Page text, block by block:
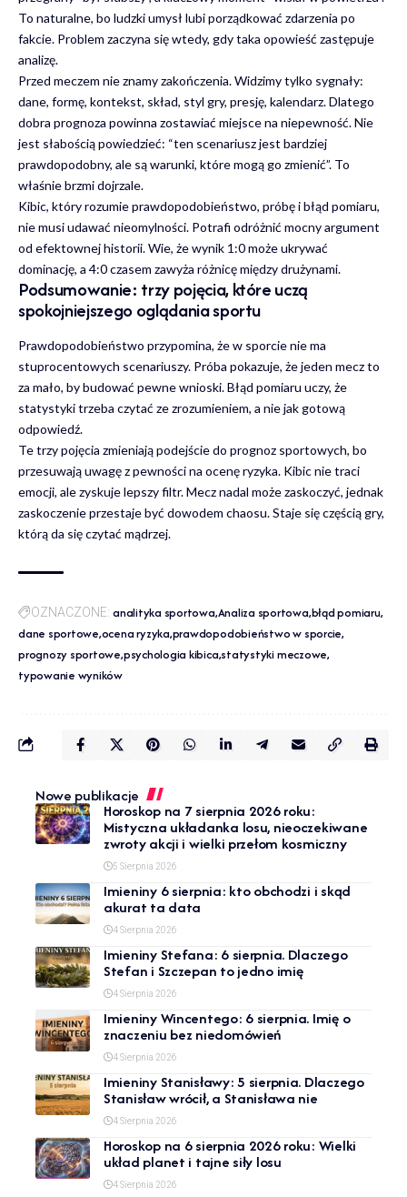
To naturalne, bo ludzki umysł lubi porządkować zdarzenia po
fakcie. Problem zaczyna się wtedy, gdy taka opowieść zastępuje
analizę.
Przed meczem nie znamy zakończenia. Widzimy tylko sygnały:
dane, formę, kontekst, skład, styl gry, presję, kalendarz. Dlatego
dobra prognoza powinna zostawiać miejsce na niepewność. Nie
jest słabością powiedzieć: “ten scenariusz jest bardziej
prawdopodobny, ale są warunki, które mogą go zmienić”. To
właśnie brzmi dojrzale.
Kibic, który rozumie prawdopodobieństwo, próbę i błąd pomiaru,
nie musi udawać nieomylności. Potrafi odróżnić mocny argument
od efektownej historii. Wie, że wynik 1:0 może ukrywać
dominację, a 4:0 czasem zawyża różnicę między drużynami.
Podsumowanie: trzy pojęcia, które uczą
spokojniejszego oglądania sportu
Prawdopodobieństwo przypomina, że w sporcie nie ma
stuprocentowych scenariuszy. Próba pokazuje, że jeden mecz to
za mało, by budować pewne wnioski. Błąd pomiaru uczy, że
statystyki trzeba czytać ze zrozumieniem, a nie jak gotową
odpowiedź.
Te trzy pojęcia zmieniają podejście do prognoz sportowych, bo
przesuwają uwagę z pewności na ocenę ryzyka. Kibic nie traci
emocji, ale zyskuje lepszy filtr. Mecz nadal może zaskoczyć, jednak
zaskoczenie przestaje być dowodem chaosu. Staje się częścią gry,
którą da się czytać mądrzej.
OZNACZONE: analityka sportowa Analiza sportowa błąd pomiaru
dane sportowe ocena ryzyka prawdopodobieństwo w sporcie
prognozy sportowepsychologia kibica statystyki meczowe
typowanie wyników
Nowe publikacje
Horoskop na 7 sierpnia 2026 roku:
Mistyczna układanka losu, nieoczekiwane
zwroty akcji i wielki przełom kosmiczny
5 Sierpnia 2026
Imieniny 6 sierpnia: kto obchodzi i skąd
akurat ta data
4 Sierpnia 2026
Imieniny Stefana: 6 sierpnia. Dlaczego
Stefan i Szczepan to jedno imię
4 Sierpnia 2026
Imieniny Wincentego: 6 sierpnia. Imię o
znaczeniu bez niedomówień
4 Sierpnia 2026
Imieniny Stanisławy: 5 sierpnia. Dlaczego
Stanisław wrócił, a Stanisława nie
4 Sierpnia 2026
Horoskop na 6 sierpnia 2026 roku: Wielki
układ planet i tajne siły losu
4 Sierpnia 2026